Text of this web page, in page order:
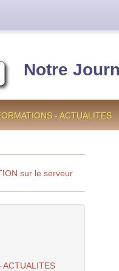
Notre
- ACTUALITES
sur le serveur
ACTUALITES
de NotreJournal